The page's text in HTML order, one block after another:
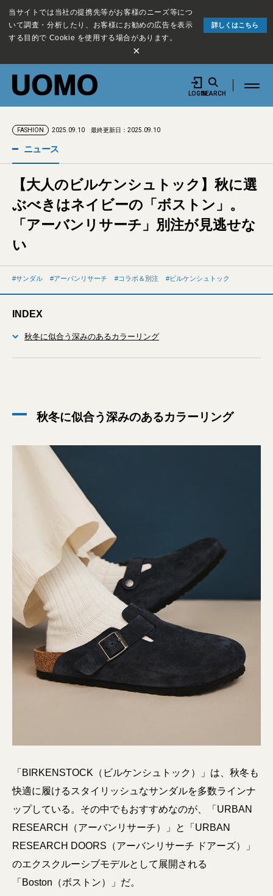
当サイトでは当社の提携先等がお客様のニーズ等につ
いて調査・分析したり、お客様にお勧めの広告を表示
する目的で Cookie を使用する場合があります。
詳しくはこちら
×
LOGINSEARCH
FASHION 2025.09.10 最終更新日：2025.09.10
ニュース
【大人のビルケンシュトック】秋に選
ぶべきはネイビーの「ボストン」。
「アーバンリサーチ」別注が見逃せな
い
サンダル アーバンリサーチ コラボ＆別注 ビルケンシュトック
INDEX
秋冬に似合う深みのあるカラーリング
秋冬に似合う深みのあるカラーリング
「BIRKENSTOCK（ビルケンシュトック）」は、秋冬も
快適に履けるスタイリッシュなサンダルを多数ラインナ
ップしている。その中でもおすすめなのが、「URBAN
RESEARCH（アーバンリサーチ）」と「URBAN
RESEARCH DOORS（アーバンリサーチ ドアーズ）」
のエクスクルーシブモデルとして展開される
「Boston（ボストン）」だ。